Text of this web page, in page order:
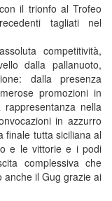
il trionfo al Trofeo
tagliati nel
competitività,
dalla pallanuoto,
dalla presenza
promozioni in
nella
in azzurro
finale tutta siciliana al
e le vittorie e i podi
complessiva che
anche il Gug grazie ai